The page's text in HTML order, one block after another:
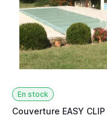
En stock
Couverture EASY CLIP